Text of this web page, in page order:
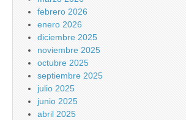
febrero 2026
enero 2026
diciembre 2025
noviembre 2025
octubre 2025
septiembre 2025
julio 2025
junio 2025
abril 2025